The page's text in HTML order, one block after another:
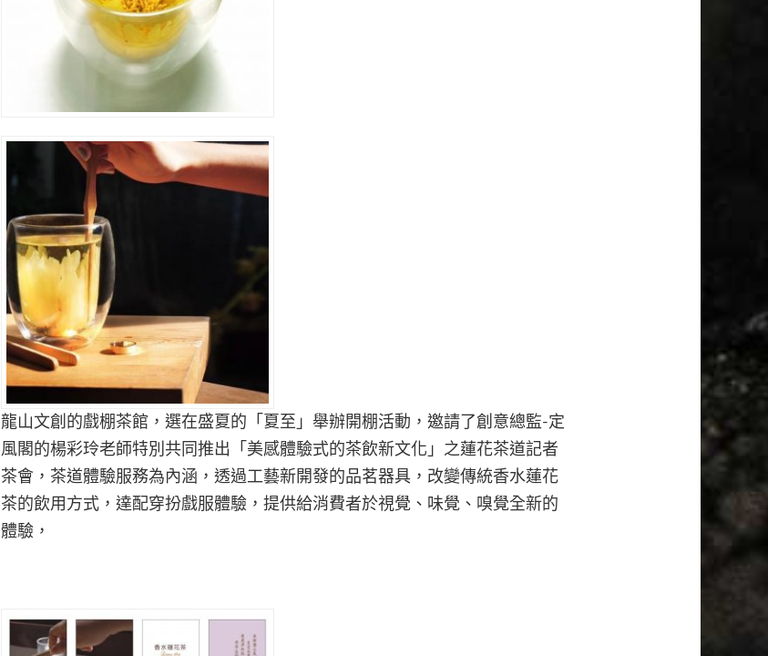
龍山文創的戲棚茶館，選在盛夏的「夏至」舉辦開棚活動，邀請了創意總監-定
風閣的楊彩玲老師特別共同推出「美感體驗式的茶飲新文化」之蓮花茶道記者
茶會，茶道體驗服務為內涵，透過工藝新開發的品茗器具，改變傳統香水蓮花
茶的飲用方式，達配穿扮戲服體驗，提供給消費者於視覺、味覺、嗅覺全新的
體驗，